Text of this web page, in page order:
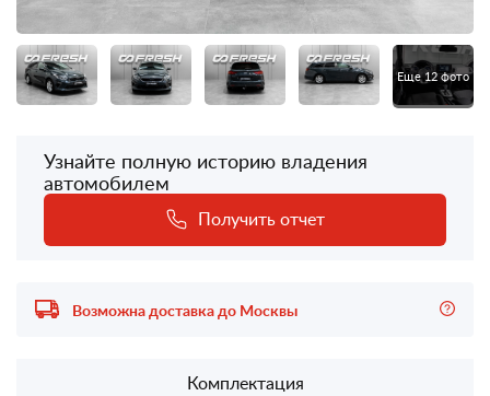
Еще 12 фото
Узнайте полную историю владения
автомобилем
Получить отчет
Возможна доставка до Москвы
Комплектация